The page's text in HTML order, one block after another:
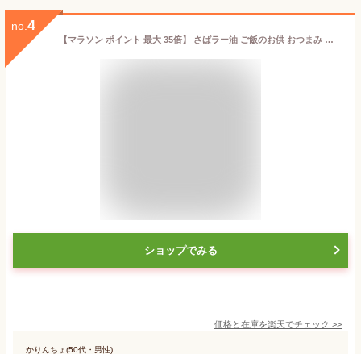
no. 4
【マラソン ポイント 最大 35倍】 さばラー油 ご飯のお供 おつまみ 静岡県 伊東 伊東港水揚げ ご飯がすすむ 惣菜 食感 ピリ辛 くせになる 酒の肴 野菜 豆腐 アレンジいろいろ お土産 プレゼント 人気 生臭さ少ない すり身 100％ サバ男くん 絶品 サバ らー油
ショップでみる
価格と在庫を楽天でチェック >>
かりんちょ(50代・男性)